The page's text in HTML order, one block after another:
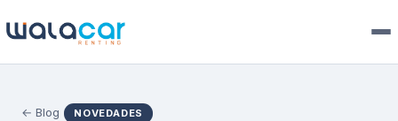
← Blog NOVEDADES